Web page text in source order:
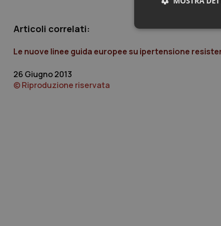
Articoli correlati:
Le nuove linee guida europee su ipertensione
26 Giugno 2013
© Riproduzione riservata